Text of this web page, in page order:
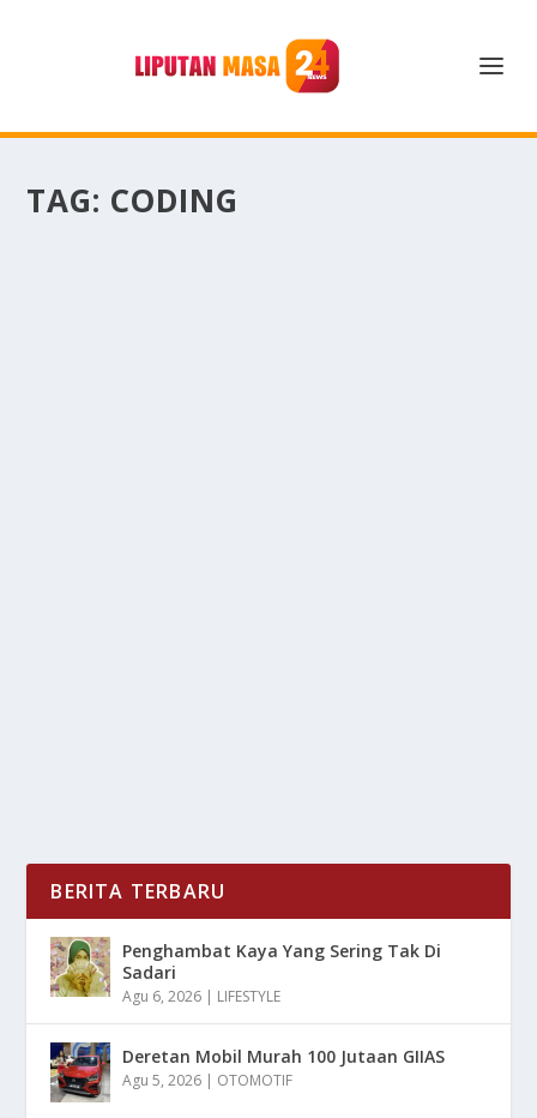
TAG: CODING
BERITA TERBARU
Penghambat Kaya Yang Sering Tak Di
Sadari
Agu 6, 2026 | LIFESTYLE
Deretan Mobil Murah 100 Jutaan GIIAS
Agu 5, 2026 | OTOMOTIF